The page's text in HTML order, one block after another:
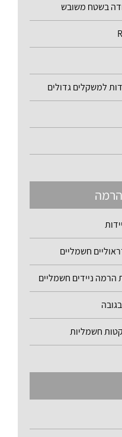
בשטח משובש
למשקלים גדולים
חשמליים
ניידים חשמליים
חשמליות